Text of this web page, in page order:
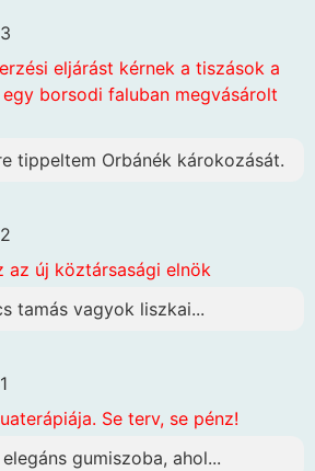
eljárást kérnek a tiszások a
borsodi faluban megvásárolt
tippeltem Orbánék károkozását.
az új köztársasági elnök
tamás vagyok liszkai...
Se terv, se pénz!
gumiszoba, ahol...